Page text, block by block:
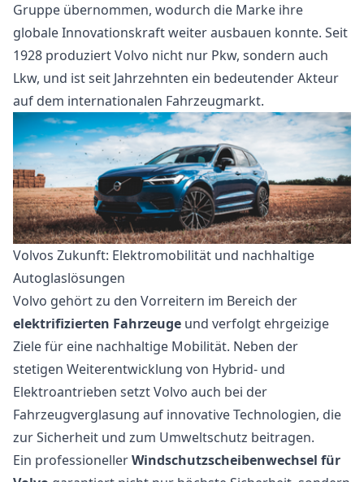
Gruppe übernommen, wodurch die Marke ihre
globale Innovationskraft weiter ausbauen konnte. Seit
1928 produziert Volvo nicht nur Pkw, sondern auch
Lkw, und ist seit Jahrzehnten ein bedeutender Akteur
auf dem internationalen Fahrzeugmarkt.
Volvos Zukunft: Elektromobilität und nachhaltige
Autoglaslösungen
Volvo gehört zu den Vorreitern im Bereich der
elektrifizierten Fahrzeuge und verfolgt ehrgeizige
Ziele für eine nachhaltige Mobilität. Neben der
stetigen Weiterentwicklung von Hybrid- und
Elektroantrieben setzt Volvo auch bei der
Fahrzeugverglasung auf innovative Technologien, die
zur Sicherheit und zum Umweltschutz beitragen.
Ein professionellerWindschutzscheibenwechsel für